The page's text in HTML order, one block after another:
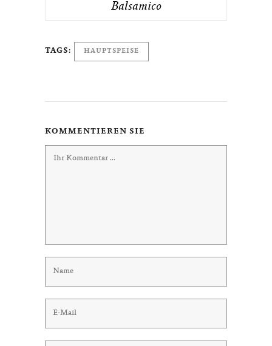
Balsamico
TAGS: HAUPTSPEISE
KOMMENTIEREN SIE